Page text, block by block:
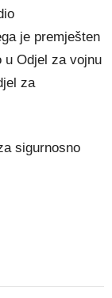
je premješten
u Odjel za vojnu
za
sigurnosno